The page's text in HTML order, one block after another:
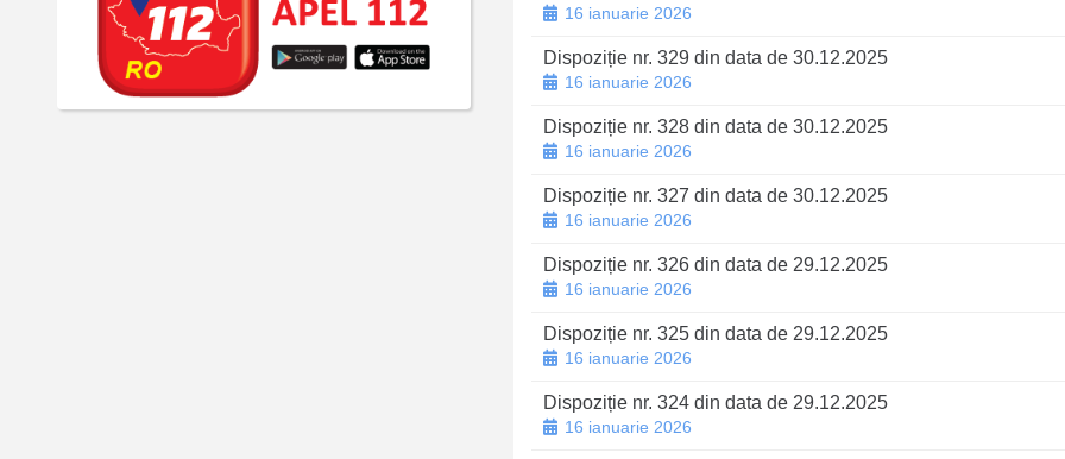
16 ianuarie 2026
Dispoziție nr. 329 din data de 30.12.2025
16 ianuarie 2026
Dispoziție nr. 328 din data de 30.12.2025
16 ianuarie 2026
Dispoziție nr. 327 din data de 30.12.2025
16 ianuarie 2026
Dispoziție nr. 326 din data de 29.12.2025
16 ianuarie 2026
Dispoziție nr. 325 din data de 29.12.2025
16 ianuarie 2026
Dispoziție nr. 324 din data de 29.12.2025
16 ianuarie 2026